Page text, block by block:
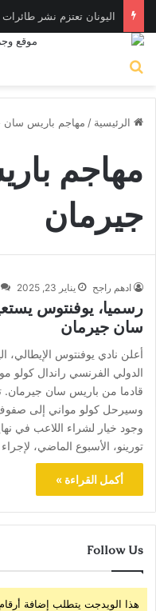
اليونان تعتزم نشر
الرئيسية / مهاجم باريس سان
مهاجم
جيرمان
ادهم راجح يناير 23, 2025
رسميا، يوفنتوس
سان جيرمان
أعلن نادي يوفنتوس الإيطالي،
قادما من باريس سان جيرمان.
وسيرحل كولو مواني إلى
وجود خيار لشراء اللاعب في
تورينو، الأسبوع الماضي،
أكمل القراءة »
Follow Us
هذا الويدجت يتطلب إضافة